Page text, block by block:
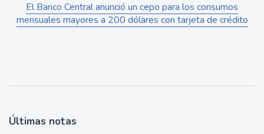
El Banco Central anunció un cepo para los consumos
mensuales mayores a 200 dólares con tarjeta de crédito
Últimas notas